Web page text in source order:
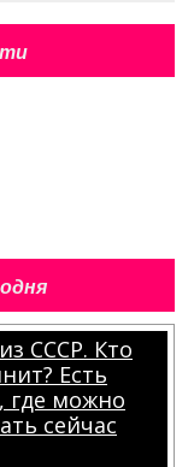
СССР. Кто
Есть
где можно
сейчас